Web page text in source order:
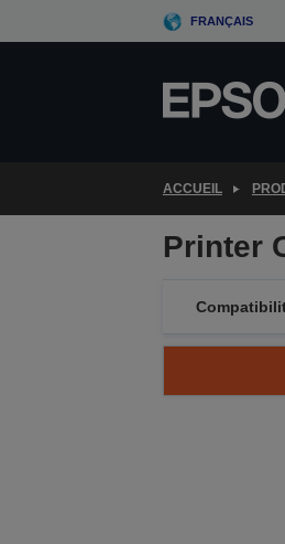
to
FRANÇAIS
ACCUEIL
Printer